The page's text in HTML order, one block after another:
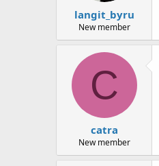
t
e
langit_byru
New member
C
catra
New member